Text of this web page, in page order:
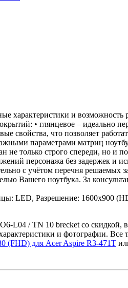
характеристики и
• глянцевое – идеально
свойства, что позволяет
параметрами матриц
не только строго спереди, но и
персонажа без задержек и
с учётом перечня решаемых
Вашего ноутбука. За
LED, Разрешение: 1600x900
/ TN 10 brecket со скидкой,
и фотографии. Все
(FHD) для Acer Aspire R3-471T